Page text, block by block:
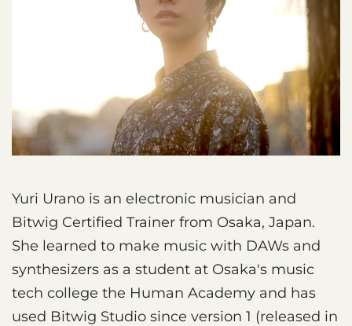
Yuri Urano is an electronic musician and
Bitwig Certified Trainer from Osaka, Japan.
She learned to make music with DAWs and
synthesizers as a student at Osaka's music
tech college the Human Academy and has
used Bitwig Studio since version 1 (released in